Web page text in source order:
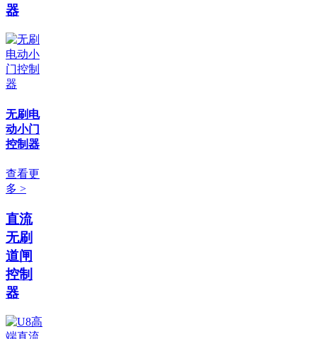
器
无刷电
动小门
控制器
查看更
多 >
直流
无刷
道闸
控制
器